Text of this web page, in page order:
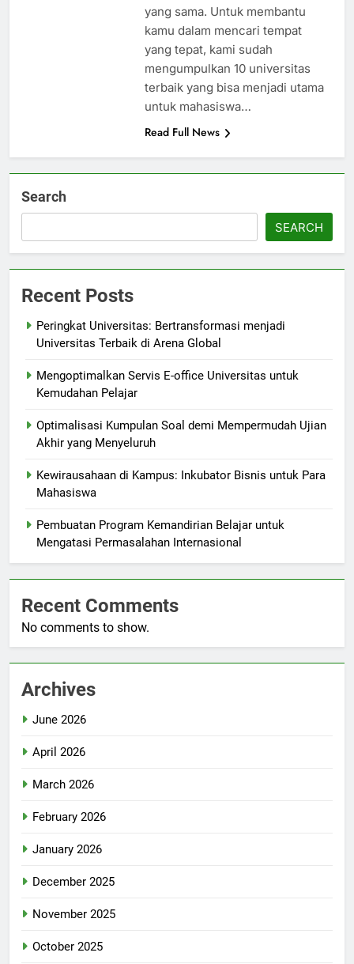
yang sama. Untuk membantu
kamu dalam mencari tempat
yang tepat, kami sudah
mengumpulkan 10 universitas
terbaik yang bisa menjadi utama
untuk mahasiswa…
Read Full News
Search
SEARCH
Recent Posts
Peringkat Universitas: Bertransformasi menjadi
Universitas Terbaik di Arena Global
Mengoptimalkan Servis E-office Universitas untuk
Kemudahan Pelajar
Optimalisasi Kumpulan Soal demi Mempermudah Ujian
Akhir yang Menyeluruh
Kewirausahaan di Kampus: Inkubator Bisnis untuk Para
Mahasiswa
Pembuatan Program Kemandirian Belajar untuk
Mengatasi Permasalahan Internasional
Recent Comments
No comments to show.
Archives
June 2026
April 2026
March 2026
February 2026
January 2026
December 2025
November 2025
October 2025